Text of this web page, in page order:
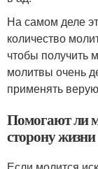
На самом деле
количество
чтобы получить
молитвы очень
применять
Помогают ли
сторону жизни